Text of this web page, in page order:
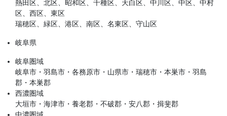
熱田区、北区、昭和区、千種区、天白区、中川区、中区、中村
区、西区、東区
瑞穂区、緑区、港区、南区、名東区、守山区
岐阜県
岐阜圏域
岐阜市・羽島市・各務原市・山県市・瑞穂市・本巣市・羽島
郡・本巣郡
西濃圏域
大垣市・海津市・養老郡・不破郡・安八郡・揖斐郡
中濃圏域